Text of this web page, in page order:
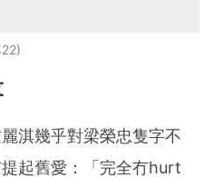
淇幾乎對梁榮忠隻字不
起舊愛：「完全冇hurt